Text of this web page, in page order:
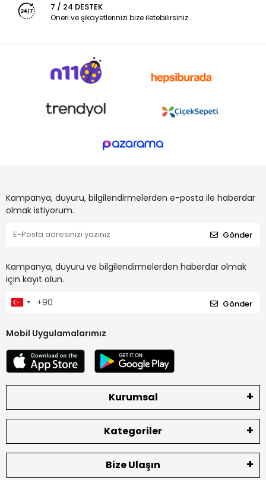
7 / 24 DESTEK
Öneri ve şikayetlerinizi bize iletebilirsiniz.
Kampanya, duyuru, bilgilendirmelerden e-posta ile haberdar
olmak istiyorum.
Gönder
Kampanya, duyuru ve bilgilendirmelerden haberdar olmak
için kayıt olun.
Gönder
Mobil Uygulamalarımız
Kurumsal
Kategoriler
Bize Ulaşın